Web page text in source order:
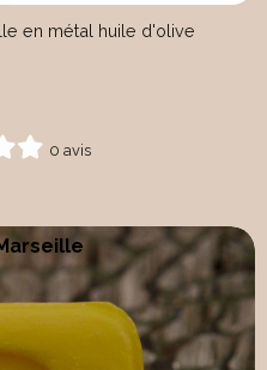
en métal huile d'olive
0 avis